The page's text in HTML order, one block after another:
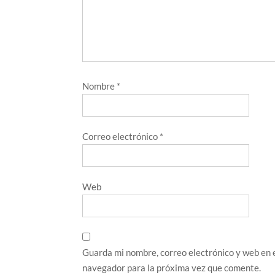
Nombre *
Correo electrónico *
Web
Guarda mi nombre, correo electrónico y web en
navegador para la próxima vez que comente.